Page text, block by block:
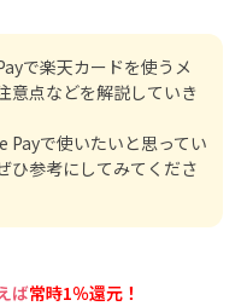
で楽天カードを使うメ
意点などを解説していき
Payで使いたいと思ってい
ひ参考にしてみてくださ
ば常時1％還元！